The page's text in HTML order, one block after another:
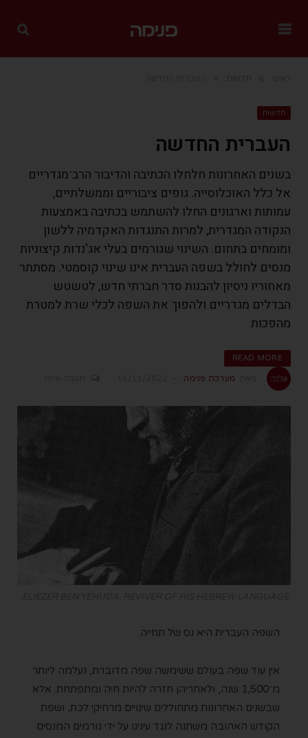
חדשות
העברית החדשה
בשנים האחרונות חלחלו הכתיבה והדיבור הרב־מגדריים
אל כלל האוכלוסייה. גופים ציבוריים וממשלתיים,
עמותות וארגונים החלו להשתמש בכתיבה באמצעות
הנקודה המגדרית, למרות התנגדות האקדמיה ללשון
ומומחים בתחום. השינוי שגורמים בעלי אג'נדות קיצוניות
מנסים לחולל בשפה העברית אינו שינוי קוסמטי. מסתתר
מאחוריו ניסיון להבנות סדר חברתי חדש, לטשטש
הבדלים מגדריים ולהפוך את השפה לכלי שרת למטרת
מהפכות
READ MORE
מערכת פנימה
השפה העברית היא נס של תחייה.
אין עוד שפה בעולם ששימשה שפה מדוברת, נעלמה ליותר
מ־1,500 שנה, ולאחריהן חזרה להיות חיה ומתפתחת. אלא
שבשנים האחרונות מתחוללים שינויים מרחיקי לכת, ושפת
הקודש האהובה משתנה לנגד עינינו על ידי גורמים המנסים